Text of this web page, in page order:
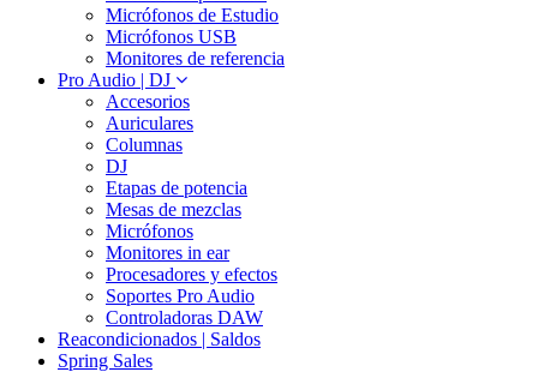
Micrófonos de Estudio
Micrófonos USB
Monitores de referencia
Pro Audio | DJ
Accesorios
Auriculares
Columnas
DJ
Etapas de potencia
Mesas de mezclas
Micrófonos
Monitores in ear
Procesadores y efectos
Soportes Pro Audio
Controladoras DAW
Reacondicionados | Saldos
Spring Sales